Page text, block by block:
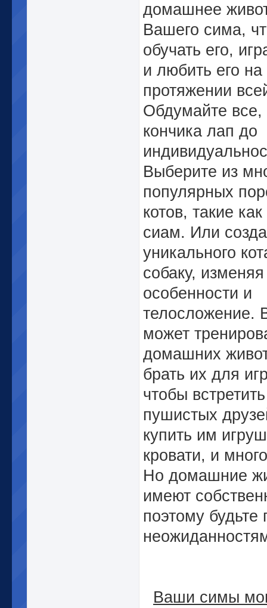
домашнее
Вашего сима,
обучать его,
и любить его на
протяжении
Обдумайте все,
кончика лап до
Выберите из
популярных
котов, такие
сиам. Или
уникального
собаку,
особенности и
телосложение.
может
домашних
брать их для
чтобы
пушистых
купить им
кровати, и
Но домашние
имеют
поэтому будьте
Ваши симы